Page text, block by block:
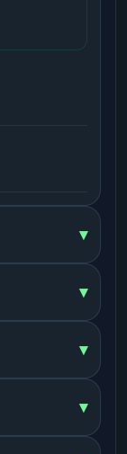
▾
▾
▾
▾